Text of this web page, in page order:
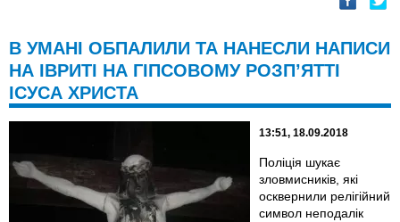
В УМАНІ ОБПАЛИЛИ ТА НАНЕСЛИ НАПИСИ
НА ІВРИТІ НА ГІПСОВОМУ РОЗП’ЯТТІ
ІСУСА ХРИСТА
13:51, 18.09.2018
Поліція шукає
зловмисників, які
осквернили релігійний
символ неподалік